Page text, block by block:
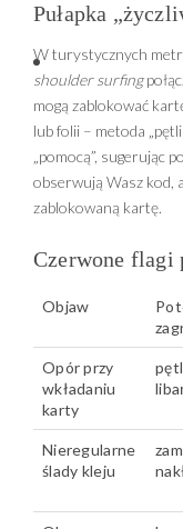
Pułapka
W turystycznych
shoulder surfing
mogą zablokować
lub folii – metoda
„pomocą”, sugerując
obserwują Wasz kod,
zablokowaną kartę.
Czerwone flagi
Objaw
Opór przy
wkładaniu
karty
Nieregularne
ślady kleju